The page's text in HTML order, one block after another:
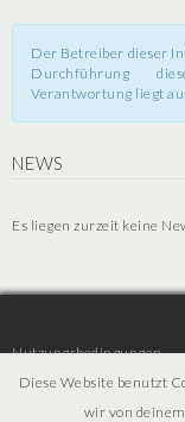
Der Betreiber dieser
Durchführung
Verantwortung liegt
NEWS
Es liegen zurzeit keine
Nutzungsbedingungen
Diese Website benutzt
wir von